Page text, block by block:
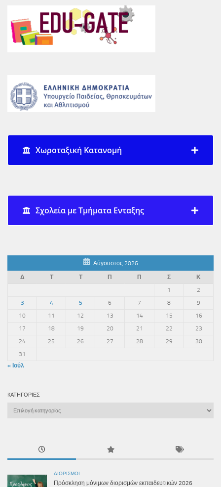
Χωροταξική Κατανομή
Σχολεία με Τμήματα Ενταξης
Αύγουστος 2026
Δ
Τ Τ Π Π Σ
Κ
1
2
3
4 5 6 7 8
9
10
11 12 13 14 15
16
17
18 19 20 21 22
23
24
25 26 27 28 29
30
31
« Ιούλ
KΑΤΗΓΟΡΊΕΣ
ΔΙΟΡΙΣΜΟΊ
Πρόσκληση μόνιμων διορισμών εκπαιδευτικών 2026